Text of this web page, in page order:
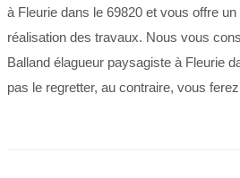
à Fleurie dans le 69820 et vous offre
réalisation des travaux. Nous vous
Balland élagueur paysagiste à Fleurie
pas le regretter, au contraire, vous